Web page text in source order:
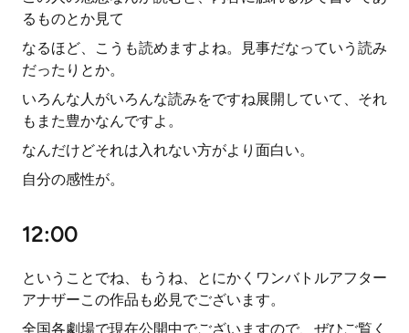
るものとか見て
なるほど、こうも読めますよね。見事だなっていう読み
だったりとか。
いろんな人がいろんな読みをですね展開していて、それ
もまた豊かなんですよ。
なんだけどそれは入れない方がより面白い。
自分の感性が。
12:00
ということでね、もうね、とにかくワンバトルアフター
アナザーこの作品も必見でございます。
全国各劇場で現在公開中でございますので、ぜひご覧く